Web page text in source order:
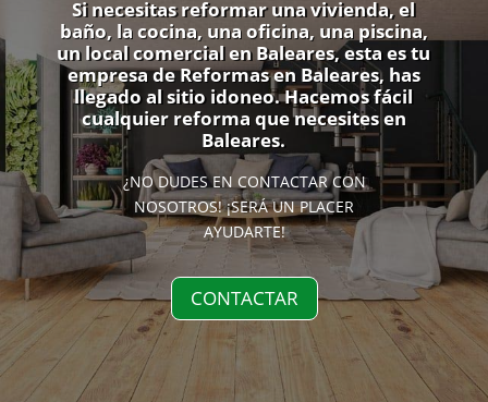
Si necesitas reformar una vivienda, el
baño, la cocina, una oficina, una piscina,
un local comercial en Baleares, esta es tu
empresa de Reformas en Baleares, has
llegado al sitio idoneo. Hacemos fácil
cualquier reforma que necesites en
Baleares.
¿NO DUDES EN CONTACTAR CON
NOSOTROS! ¡SERÁ UN PLACER
AYUDARTE!
CONTACTAR